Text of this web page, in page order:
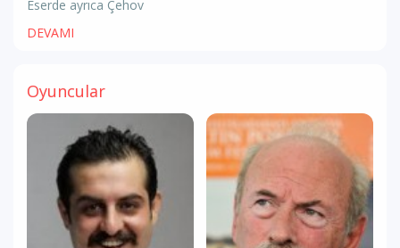
Eserde ayrıca Çehov
DEVAMI
Oyuncular